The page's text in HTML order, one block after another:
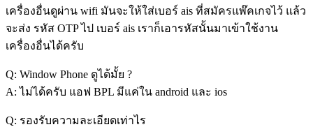
เครื่องอื่นดูผ่าน wifi มันจะให้ใส่เบอร์ ais ที่สมัครแพ๊คเกจไว้ แล้ว
จะส่ง รหัส OTP ไป เบอร์ ais เราก็เอารหัสนั้นมาเข้าใช้งาน
เครื่องอื่นได้ครับ
Q: Window Phone ดูได้มั้ย ?
A: ไม่ได้ครับ แอฟ BPL มีแค่ใน android และ ios
Q: รองรับความละเอียดเท่าไร